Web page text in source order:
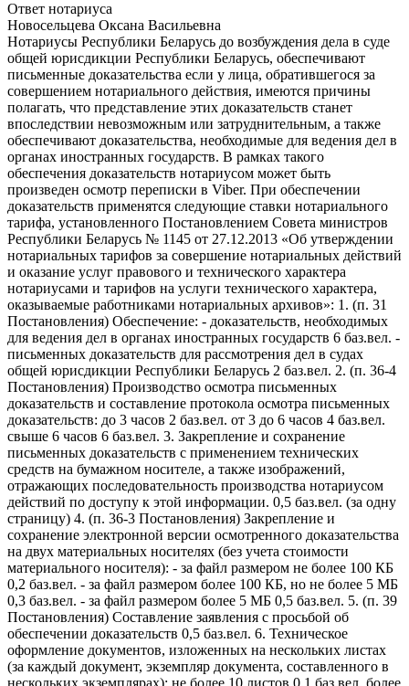
Ответ нотариуса
Новосельцева Оксана Васильевна
Нотариусы Республики Беларусь до возбуждения дела в суде
общей юрисдикции Республики Беларусь, обеспечивают
письменные доказательства если у лица, обратившегося за
совершением нотариального действия, имеются причины
полагать, что представление этих доказательств станет
впоследствии невозможным или затруднительным, а также
обеспечивают доказательства, необходимые для ведения дел в
органах иностранных государств. В рамках такого
обеспечения доказательств нотариусом может быть
произведен осмотр переписки в Viber. При обеспечении
доказательств применятся следующие ставки нотариального
тарифа, установленного Постановлением Совета министров
Республики Беларусь № 1145 от 27.12.2013 «Об утверждении
нотариальных тарифов за совершение нотариальных действий
и оказание услуг правового и технического характера
нотариусами и тарифов на услуги технического характера,
оказываемые работниками нотариальных архивов»: 1. (п. 31
Постановления) Обеспечение: - доказательств, необходимых
для ведения дел в органах иностранных государств 6 баз.вел. -
письменных доказательств для рассмотрения дел в судах
общей юрисдикции Республики Беларусь 2 баз.вел. 2. (п. 36-4
Постановления) Производство осмотра письменных
доказательств и составление протокола осмотра письменных
доказательств: до 3 часов 2 баз.вел. от 3 до 6 часов 4 баз.вел.
свыше 6 часов 6 баз.вел. 3. Закрепление и сохранение
письменных доказательств с применением технических
средств на бумажном носителе, а также изображений,
отражающих последовательность производства нотариусом
действий по доступу к этой информации. 0,5 баз.вел. (за одну
страницу) 4. (п. 36-3 Постановления) Закрепление и
сохранение электронной версии осмотренного доказательства
на двух материальных носителях (без учета стоимости
материального носителя): - за файл размером не более 100 КБ
0,2 баз.вел. - за файл размером более 100 КБ, но не более 5 МБ
0,3 баз.вел. - за файл размером более 5 МБ 0,5 баз.вел. 5. (п. 39
Постановления) Составление заявления с просьбой об
обеспечении доказательств 0,5 баз.вел. 6. Техническое
оформление документов, изложенных на нескольких листах
(за каждый документ, экземпляр документа, составленного в